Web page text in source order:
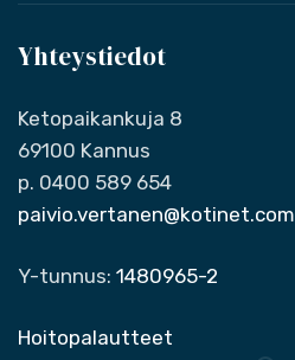
Yhteystiedot
Ketopaikankuja 8
69100 Kannus
p. 0400 589 654
paivio.vertanen@kotinet.com
Y-tunnus: 1480965-2
Hoitopalautteet